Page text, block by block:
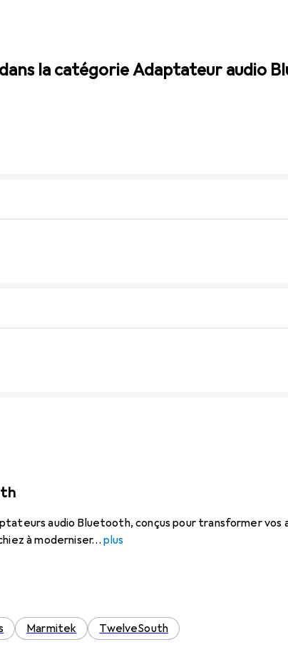
dans la catégorie Adaptateur audio
audio Bluetooth, conçus pour transformer vos
à moderniser
plus
Marmitek TwelveSouth